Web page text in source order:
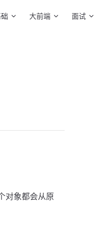
大前端 面试
对象都会从原